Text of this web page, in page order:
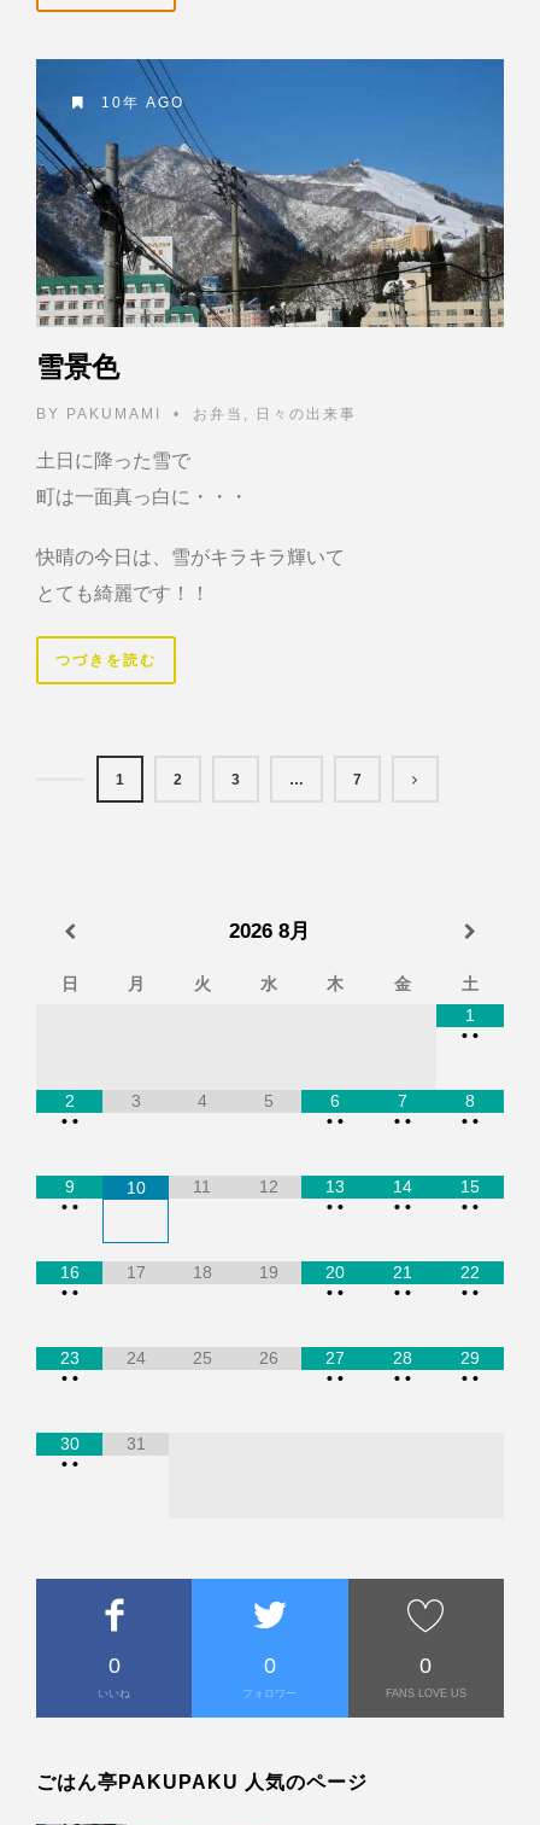
10年 AGO
雪景色
BY PAKUMAMI • お弁当 日々の出来事
土日に降った雪で
町は一面真っ白に・・・
快晴の今日は、雪がキラキラ輝いて
とても綺麗です！！
つづきを読む
1 2 3 … 7
2026 8月
日 月 火 水 木 金
土
1
• •
2
• •
3 4 5
6
• •
7
• •
8
• •
9
• •
10 11 12
13
• •
14
• •
15
• •
16
• •
17 18 19
20
• •
21
• •
22
• •
23
• •
24 25 26
27
• •
28
• •
29
• •
30
• •
31
0
いいね
0
フォロワー
0
FANS LOVE US
ごはん亭PAKUPAKU 人気のページ